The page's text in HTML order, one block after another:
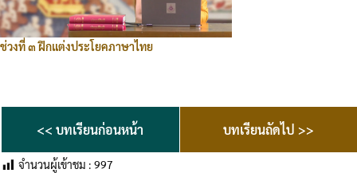
ช่วงที่ ๓ ฝึกแต่งประโยคภาษาไทย
<< บทเรียนก่อนหน้า บทเรียนถัดไป >>
จำนวนผู้เข้าชม : 997